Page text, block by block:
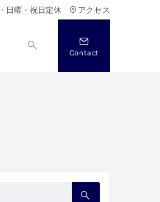
日曜・祝日定休 アクセス
Contact